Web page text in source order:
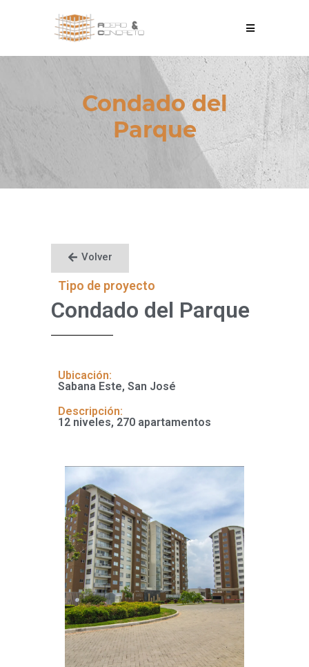
Condado del
Parque
Volver
Tipo de proyecto
Condado del Parque
Ubicación:
Sabana Este, San José
Descripción:
12 niveles, 270 apartamentos